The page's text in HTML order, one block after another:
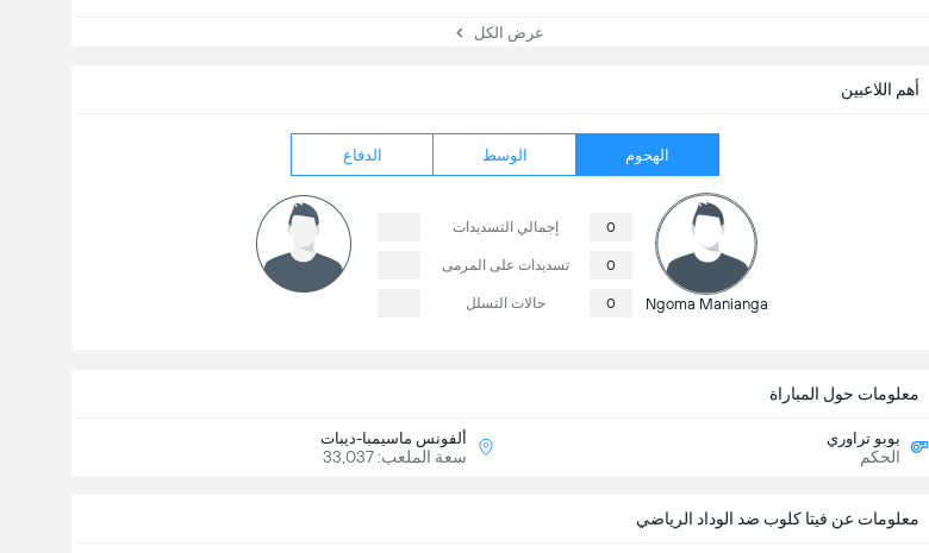
أهم اللاعبين
الهجوم الوسط الدفاع
Ngoma Manianga
0 إجمالي التسديدات
0 تسديدات على المرمى
0 حالات التسلل
معلومات حول المباراة
بوبو تراوري
الحكم
ألفونس ماسيمبا-ديبات
سعة الملعب: 33,037
عرض الكل
معلومات عن فيتا كلوب ضد الوداد الرياضي